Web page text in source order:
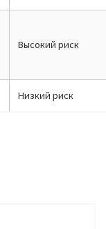
Высокий риск
Низкий риск